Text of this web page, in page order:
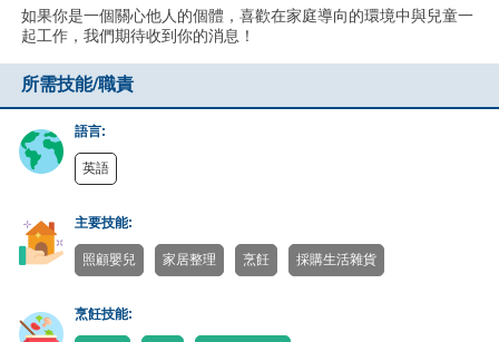
如果你是一個關心他人的個體，喜歡在家庭導向的環境中與兒童一
起工作，我們期待收到你的消息！
所需技能/職責
語言:
英語
主要技能:
照顧嬰兒 家居整理 烹飪 採購生活雜貨
烹飪技能: